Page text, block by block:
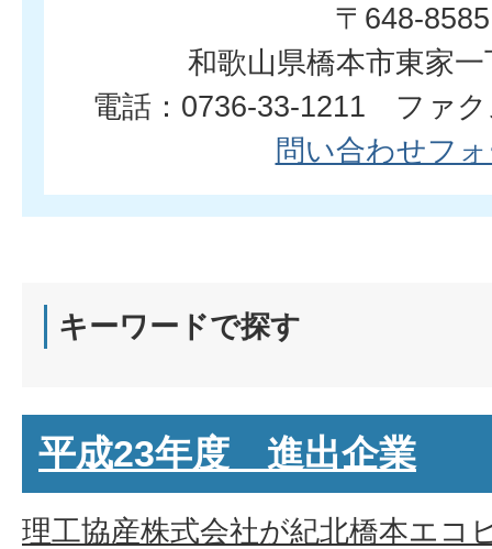
〒648-8585
和歌山県橋本市東家
電話：0736-33-1211 ファク
問い合わせフ
キーワードで探す
平成23年度 進出企業
理工協産株式会社が紀北橋本エコ